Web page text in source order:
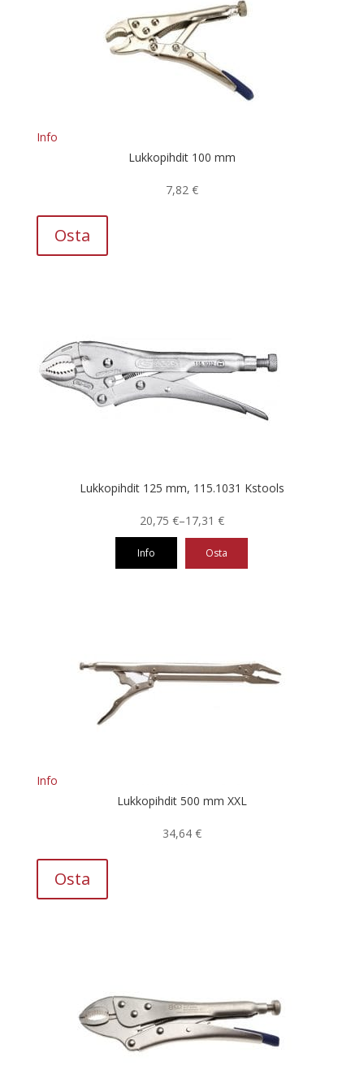
Info
Lukkopihdit 100 mm
7,82 €
Osta
Lukkopihdit 125 mm, 115.1031 Kstools
17,31 €
–
20,75 €Hintaluokka:
17,31 €
Info Osta
Info
Lukkopihdit 500 mm XXL
34,64 €
Osta